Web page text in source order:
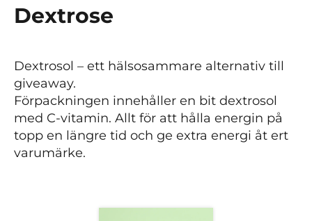
Dextrose
Dextrosol – ett hälsosammare alternativ till
giveaway.
Förpackningen innehåller en bit dextrosol
med C-vitamin. Allt för att hålla energin på
topp en längre tid och ge extra energi åt ert
varumärke.